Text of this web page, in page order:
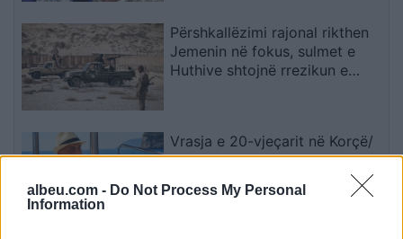
albeu.com - Do Not Process My Personal
Information
Përshkallëzimi rajonal rikthen
Jemenin në fokus, sulmet e
Huthive shtojnë rrezikun e
Vrasja e 20-vjeçarit në Korçë/
Zbardhet dëshmia e autorit,
shkak ngacmimi i të dashurës
nga viktima